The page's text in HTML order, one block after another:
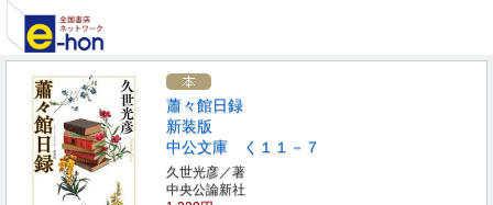
蕭々館日録
新装版
中公文庫 く１１－７
久世光彦／著
中央公論新社